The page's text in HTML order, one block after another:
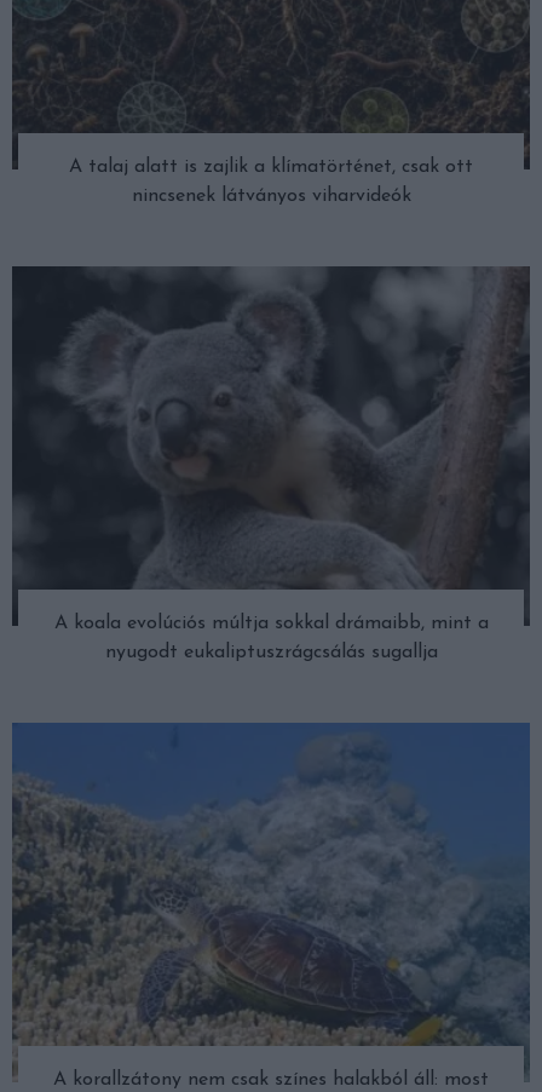
A talaj alatt is zajlik a klímatörténet, csak ott
nincsenek látványos viharvideók
A koala evolúciós múltja sokkal drámaibb, mint a
nyugodt eukaliptuszrágcsálás sugallja
A korallzátony nem csak színes halakból áll: most